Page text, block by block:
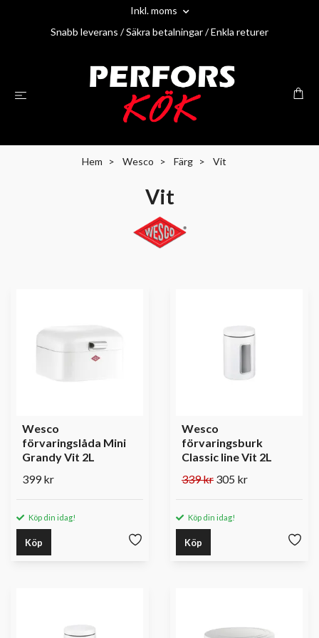
Inkl. moms
Snabb leverans / Säkra betalningar / Enkla returer
Hem Wesco Färg Vit
Vit
Wesco
förvaringslåda Mini
Grandy Vit 2L
399 kr
Köp din idag!
Köp
Wesco
förvaringsburk
Classic line Vit 2L
339 kr 305 kr
Köp din idag!
Köp